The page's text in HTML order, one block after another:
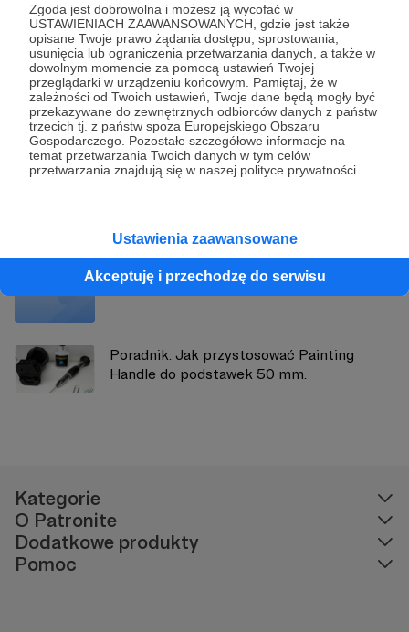
Zgoda jest dobrowolna i możesz ją wycofać w
USTAWIENIACH ZAAWANSOWANYCH, gdzie jest także
opisane Twoje prawo żądania dostępu, sprostowania,
usunięcia lub ograniczenia przetwarzania danych, a także w
dowolnym momencie za pomocą ustawień Twojej
przeglądarki w urządzeniu końcowym. Pamiętaj, że w
zależności od Twoich ustawień, Twoje dane będą mogły być
przekazywane do zewnętrznych odbiorców danych z państw
trzecich tj. z państw spoza Europejskiego Obszaru
Gospodarczego. Pozostałe szczegółowe informacje na
temat przetwarzania Twoich danych w tym celów
przetwarzania znajdują się w naszej polityce prywatności.
Ustawienia zaawansowane
Akceptuję i przechodzę do serwisu
Warheim FS
Zobacz profil autora
Zobacz również
Nowa wersja podręcznika do Warheim FS.
Poradnik: Jak przystosować Painting
Handle do podstawek 50 mm.
Kategorie
O Patronite
Dodatkowe produkty
Pomoc